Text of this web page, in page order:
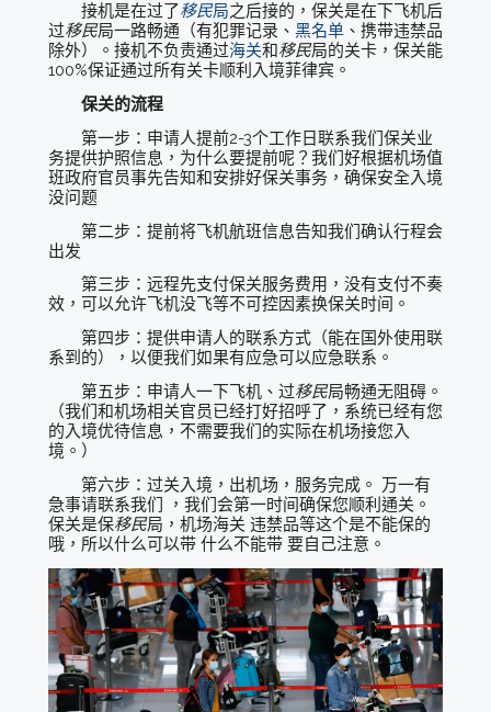
接机是在过了移民局之后接的，保关是在下飞机后
过移民局一路畅通（有犯罪记录、 黑名单、携带违禁品
除外）。接机不负责通过海关和移民局的关卡，保关能
100%保证通过所有关卡顺利入境菲律宾。
保关的流程
第一步：申请人提前2-3个工作日联系我们保关业
务提供护照信息，为什么要提前呢？我们好根据机场值
班政府官员事先告知和安排好保关事务，确保安全入境
没问题
第二步：提前将飞机航班信息告知我们确认行程会
出发
第三步：远程先支付保关服务费用，没有支付不奏
效，可以允许飞机没飞等不可控因素换保关时间。
第四步：提供申请人的联系方式（能在国外使用联
系到的），以便我们如果有应急可以应急联系。
第五步：申请人一下飞机、过移民局畅通无阻碍。
（我们和机场相关官员已经打好招呼了，系统已经有您
的入境优待信息，不需要我们的实际在机场接您入
境。）
第六步：过关入境，出机场，服务完成。 万一有
急事请联系我们 ，我们会第一时间确保您顺利通关。
保关是保移民局，机场海关 违禁品等这个是不能保的
哦，所以什么可以带 什么不能带 要自己注意。